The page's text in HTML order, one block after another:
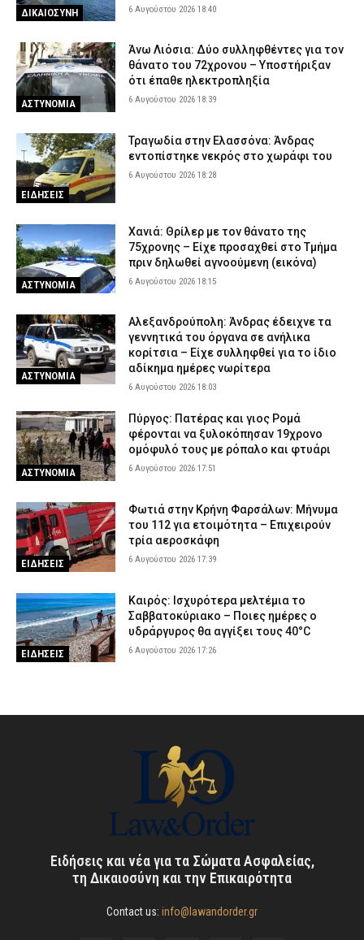
ΔΙΚΑΙΟΣΥΝΗ 6 Αυγούστου 2026 18:40
ΑΣΤΥΝΟΜΙΑ
Άνω Λιόσια: Δύο συλληφθέντες για τον
θάνατο του 72χρονου – Υποστήριξαν
ότι έπαθε ηλεκτροπληξία
6 Αυγούστου 2026 18:39
ΕΙΔΗΣΕΙΣ
Τραγωδία στην Ελασσόνα: Άνδρας
εντοπίστηκε νεκρός στο χωράφι του
6 Αυγούστου 2026 18:28
ΑΣΤΥΝΟΜΙΑ
Χανιά: Θρίλερ με τον θάνατο της
75χρονης – Είχε προσαχθεί στο Τμήμα
πριν δηλωθεί αγνοούμενη (εικόνα)
6 Αυγούστου 2026 18:15
ΑΣΤΥΝΟΜΙΑ
Αλεξανδρούπολη: Άνδρας έδειχνε τα
γεννητικά του όργανα σε ανήλικα
κορίτσια – Είχε συλληφθεί για το ίδιο
αδίκημα ημέρες νωρίτερα
6 Αυγούστου 2026 18:03
ΑΣΤΥΝΟΜΙΑ
Πύργος: Πατέρας και γιος Ρομά
φέρονται να ξυλοκόπησαν 19χρονο
ομόφυλό τους με ρόπαλο και φτυάρι
6 Αυγούστου 2026 17:51
ΕΙΔΗΣΕΙΣ
Φωτιά στην Κρήνη Φαρσάλων: Μήνυμα
του 112 για ετοιμότητα – Επιχειρούν
τρία αεροσκάφη
6 Αυγούστου 2026 17:39
ΕΙΔΗΣΕΙΣ
Καιρός: Ισχυρότερα μελτέμια το
Σαββατοκύριακο – Ποιες ημέρες ο
υδράργυρος θα αγγίξει τους 40°C
6 Αυγούστου 2026 17:26
Ειδήσεις και νέα για τα Σώματα Ασφαλείας,
τη Δικαιοσύνη και την Επικαιρότητα
Contact us: info@lawandorder.gr